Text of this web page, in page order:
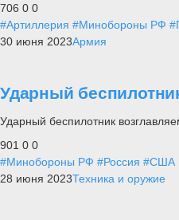
706 0 0
#Артиллерия #Минобороны РФ
30 июня 2023Армия
Ударный
Ударный беспилотник
901 0 0
#Минобороны РФ #Россия #США
28 июня 2023Техника и оружие